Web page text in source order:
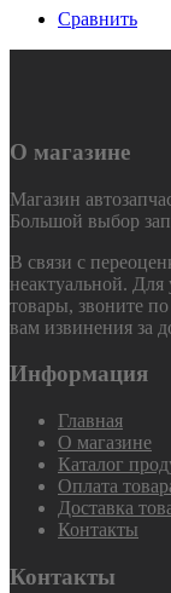
Сравнить
О магазине
Магазин
Большой выбор
В связи с
неактуальной.
товары, звоните
вам извинения за
Информация
Главная
О магазине
Каталог
Оплата
Доставка
Контакты
Контакты